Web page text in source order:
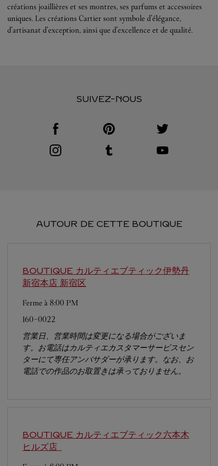
créations joaillières et ses montres, ses parfums et accessoires
uniques. Les créations Cartier sont symbole d'élégance,
d'artisanat d'exception, ainsi que d'excellence et de qualité.
SUIVEZ-NOUS
Visit us on Facebook
Link Opens in New Tab
Visit us on Instagram
Link Opens in New Tab
Visit us on Pinterest
Link Opens in New Tab
Visit us on Tumblr
Link Opens in New Tab
Visit us on Twitter
Link Opens in New
AUTOUR DE CETTE BOUTIQUE
BOUTIQUE カルティエブティック伊勢丹
新宿本店 新宿区
Ferme à 8:00 PM
160-0022
営業日、営業時間は変更になる場合がございま
す。お電話はカルティエカスタマーサービスセン
ターにて専任アンバサダーが承ります。なお、お
電話での作品のお取置きは承っておりません。
BOUTIQUE カルティエブティック六本木
ヒルズ店